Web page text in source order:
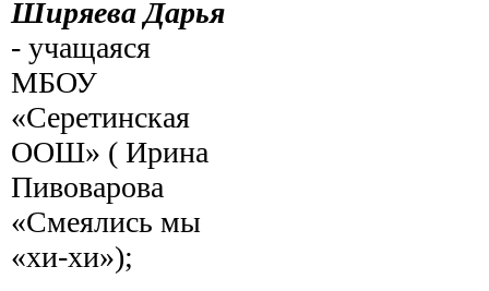
Ширяева Дарья
- учащаяся
МБОУ
«Серетинская
ООШ» ( Ирина
Пивоварова
«Смеялись мы
«хи-хи»);